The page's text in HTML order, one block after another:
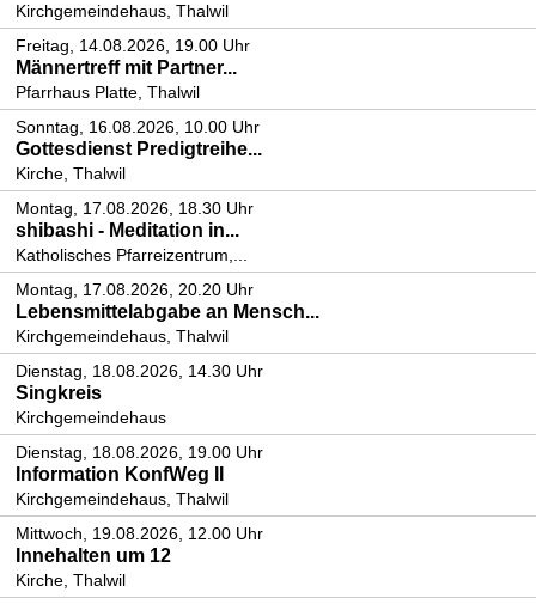
Kirchgemeindehaus, Thalwil
Freitag, 14.08.2026, 19.00 Uhr
Männertreff mit Partner...
Pfarrhaus Platte, Thalwil
Sonntag, 16.08.2026, 10.00 Uhr
Gottesdienst Predigtreihe...
Kirche, Thalwil
Montag, 17.08.2026, 18.30 Uhr
shibashi - Meditation in...
Katholisches Pfarreizentrum,...
Montag, 17.08.2026, 20.20 Uhr
Lebensmittelabgabe an Mensch...
Kirchgemeindehaus, Thalwil
Dienstag, 18.08.2026, 14.30 Uhr
Singkreis
Kirchgemeindehaus
Dienstag, 18.08.2026, 19.00 Uhr
Information KonfWeg II
Kirchgemeindehaus, Thalwil
Mittwoch, 19.08.2026, 12.00 Uhr
Innehalten um 12
Kirche, Thalwil